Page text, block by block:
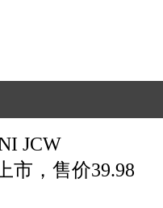
JCW
市，售价39.98